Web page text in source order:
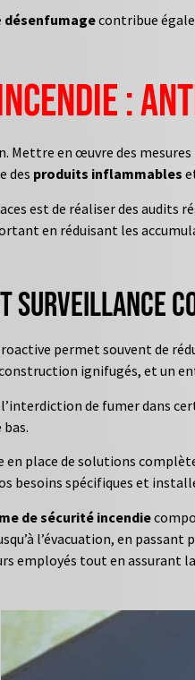
désenfumagecontribue
:
Mettre en œuvre des
des produits inflammables
est de réaliser des
en réduisant les
surveillance
permet souvent de
ignifugés, et un
de fumer dans
en place de solutions
besoins spécifiques et
de sécurité incendie
l’évacuation, en
employés tout en assurant